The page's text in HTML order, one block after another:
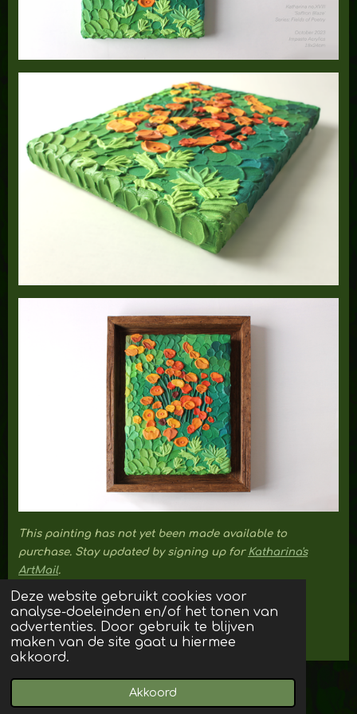
Deze website gebruikt cookies voor
analyse-doeleinden en/of het tonen van
advertenties. Door gebruik te blijven
maken van de site gaat u hiermee
akkoord.
Akkoord
This painting has not yet been made available to
purchase. Stay updated by signing up for Katharina's
ArtMail.
back to portfolio
© 2023 - 2026 Katharina